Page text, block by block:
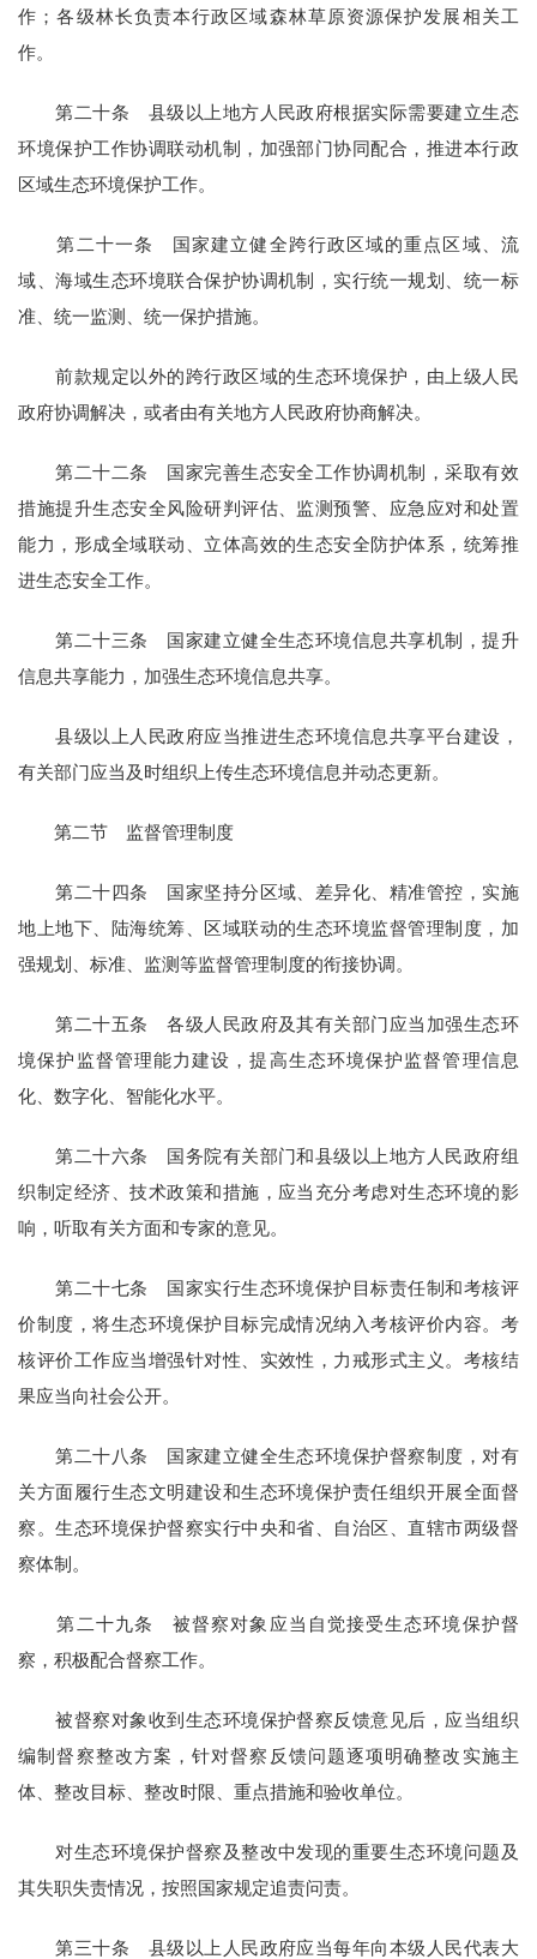
作；各级林长负责本行政区域森林草原资源保护发展相关工
作。
第二十条 县级以上地方人民政府根据实际需要建立生态
环境保护工作协调联动机制，加强部门协同配合，推进本行政
区域生态环境保护工作。
第二十一条 国家建立健全跨行政区域的重点区域、流
域、海域生态环境联合保护协调机制，实行统一规划、统一标
准、统一监测、统一保护措施。
前款规定以外的跨行政区域的生态环境保护，由上级人民
政府协调解决，或者由有关地方人民政府协商解决。
第二十二条 国家完善生态安全工作协调机制，采取有效
措施提升生态安全风险研判评估、监测预警、应急应对和处置
能力，形成全域联动、立体高效的生态安全防护体系，统筹推
进生态安全工作。
第二十三条 国家建立健全生态环境信息共享机制，提升
信息共享能力，加强生态环境信息共享。
县级以上人民政府应当推进生态环境信息共享平台建设，
有关部门应当及时组织上传生态环境信息并动态更新。
第二节 监督管理制度
第二十四条 国家坚持分区域、差异化、精准管控，实施
地上地下、陆海统筹、区域联动的生态环境监督管理制度，加
强规划、标准、监测等监督管理制度的衔接协调。
第二十五条 各级人民政府及其有关部门应当加强生态环
境保护监督管理能力建设，提高生态环境保护监督管理信息
化、数字化、智能化水平。
第二十六条 国务院有关部门和县级以上地方人民政府组
织制定经济、技术政策和措施，应当充分考虑对生态环境的影
响，听取有关方面和专家的意见。
第二十七条 国家实行生态环境保护目标责任制和考核评
价制度，将生态环境保护目标完成情况纳入考核评价内容。考
核评价工作应当增强针对性、实效性，力戒形式主义。考核结
果应当向社会公开。
第二十八条 国家建立健全生态环境保护督察制度，对有
关方面履行生态文明建设和生态环境保护责任组织开展全面督
察。生态环境保护督察实行中央和省、自治区、直辖市两级督
察体制。
第二十九条 被督察对象应当自觉接受生态环境保护督
察，积极配合督察工作。
被督察对象收到生态环境保护督察反馈意见后，应当组织
编制督察整改方案，针对督察反馈问题逐项明确整改实施主
体、整改目标、整改时限、重点措施和验收单位。
对生态环境保护督察及整改中发现的重要生态环境问题及
其失职失责情况，按照国家规定追责问责。
第三十条 县级以上人民政府应当每年向本级人民代表大